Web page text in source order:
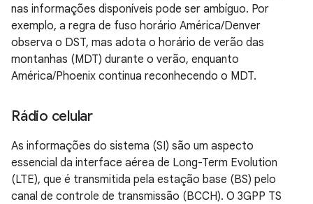
nas informações disponíveis pode ser ambíguo. Por
exemplo, a regra de fuso horário América/Denver
observa o DST, mas adota o horário de verão das
montanhas (MDT) durante o verão, enquanto
América/Phoenix continua reconhecendo o MDT.
Rádio celular
As informações do sistema (SI) são um aspecto
essencial da interface aérea de Long-Term Evolution
(LTE), que é transmitida pela estação base (BS) pelo
canal de controle de transmissão (BCCH). O 3GPP TS